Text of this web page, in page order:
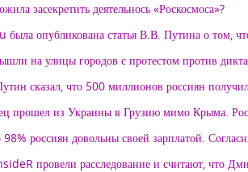
засекретить деятельнось «Роскосмоса»?
опубликована статья В.В. Путина о том,
на улицы городов с протестом против
сказал, что 500 миллионов россиян
прошел из Украины в Грузию мимо Крыма.
россиян довольны своей зарплатой.
провели расследование и считают, что